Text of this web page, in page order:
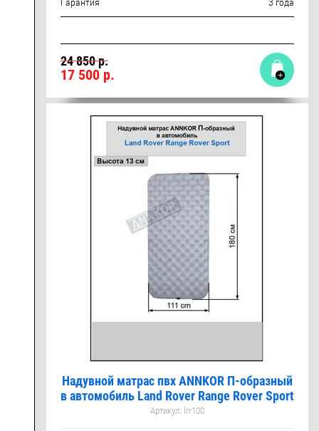
24 850 р.
17 500р.
Надувной матрас пвх ANNKOR П-образный
в автомобиль Land Rover Range Rover Sport
Артикул: lrr100